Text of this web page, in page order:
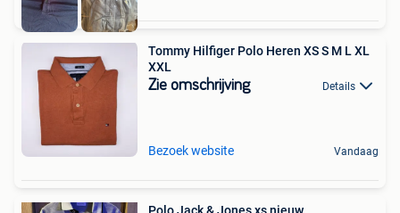
Tommy Hilfiger Polo Heren XS S M L XL
XXL
Zie omschrijving Details
Bezoek website Vandaag